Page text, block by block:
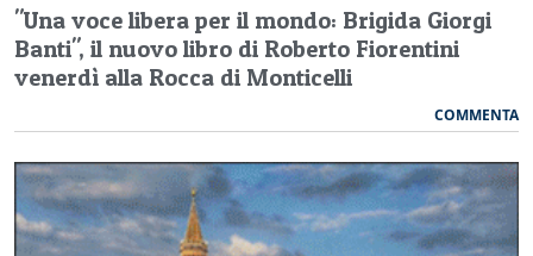
"Una voce libera per il mondo: Brigida Giorgi
Banti", il nuovo libro di Roberto Fiorentini
venerdì alla Rocca di Monticelli
COMMENTA